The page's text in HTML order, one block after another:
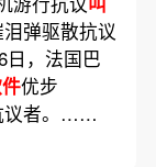
弹驱散抗议
日，法国巴
优步
议者。……